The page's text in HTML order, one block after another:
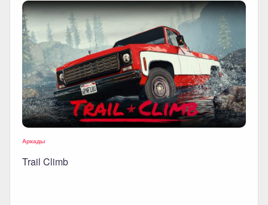
Аркады
Trail Climb